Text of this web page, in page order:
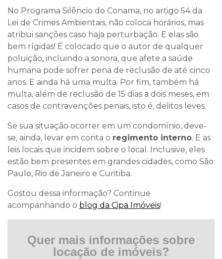
No Programa Silêncio do Conama, no artigo 54 da
Lei de Crimes Ambientais, não coloca horários, mas
atribui sanções caso haja perturbação. E elas são
bem rígidas! É colocado que o autor de qualquer
poluição, incluindo a sonora, que afete a saúde
humana pode sofrer pena de reclusão de até cinco
anos. E ainda há uma multa. Por fim, também há
multa, além de reclusão de 15 dias a dois meses, em
casos de contravenções penais, isto é, delitos leves.
Se sua situação ocorrer em um condomínio, deve-
se, ainda, levar em conta o regimento interno. E as
leis locais que incidem sobre o local. Inclusive, eles
estão bem presentes em grandes cidades, como São
Paulo, Rio de Janeiro e Curitiba.
Gostou dessa informação? Continue
acompanhando o blog da Cipa Imóveis!
Quer mais informações sobre
locação de imóveis?